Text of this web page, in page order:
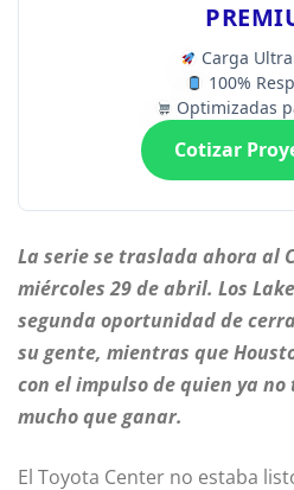
Carga
100%
Optimizadas
Cotizar
La serie se traslada ahora al
miércoles 29 de abril. Los
segunda oportunidad de
su gente, mientras que
con el impulso de quien ya
mucho que ganar.
El Toyota Center no estaba